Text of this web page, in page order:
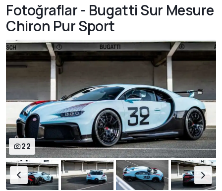
Fotoğraflar - Bugatti Sur Mesure
Chiron Pur Sport
22